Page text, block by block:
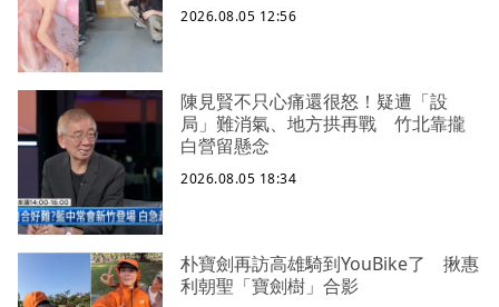
2026.08.05 12:56
陳見賢不只心痛還很怒！疑遭「設
局」難消氣、地方拱再戰 竹北靠攏
白營留懸念
2026.08.05 18:34
朴寶劍再訪高雄騎到YouBike了 揪惠
利朝聖「寶劍樹」合影